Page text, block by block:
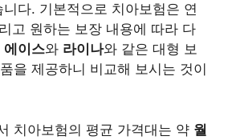
다. 기본적으로 치아보험은 연
고 원하는 보장 내용에 따라 다
에이스와 라이나와 같은 대형 보
을 제공하니 비교해 보시는 것이
치아보험의 평균 가격대는 약 월